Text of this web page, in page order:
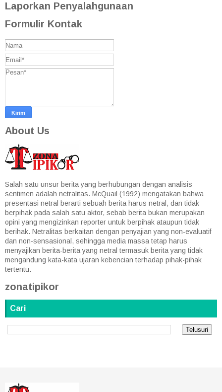
Laporkan Penyalahgunaan
Formulir Kontak
About Us
Salah satu unsur berita yang berhubungan dengan analisis
sentimen adalah netralitas. McQuail (1992) mengatakan bahwa
presentasi netral berarti sebuah berita harus netral, dan tidak
berpihak pada salah satu aktor, sebab berita bukan merupakan
opini yang mengizinkan reporter untuk berpihak ataupun tidak
berihak. Netralitas berkaitan dengan penyajian yang non-evaluatif
dan non-sensasional, sehingga media massa tetap harus
menyajikan berita-berita yang netral termasuk berita yang tidak
mengandung kata-kata ujaran kebencian terhadap pihak-pihak
tertentu.
zonatipikor
Cari